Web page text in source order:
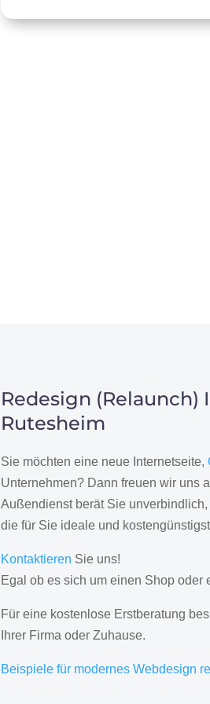
Redesign (Relaunch)
Rutesheim
Sie möchten eine neue Internetseite,
Unternehmen? Dann freuen wir uns
Außendienst berät Sie
die für Sie ideale und
Kontaktieren Sie uns!
Egal ob es sich um einen Shop oder
Für eine kostenlose Erstberatung
Ihrer Firma oder Zuhause.
Beispiele für modernes Webdesign